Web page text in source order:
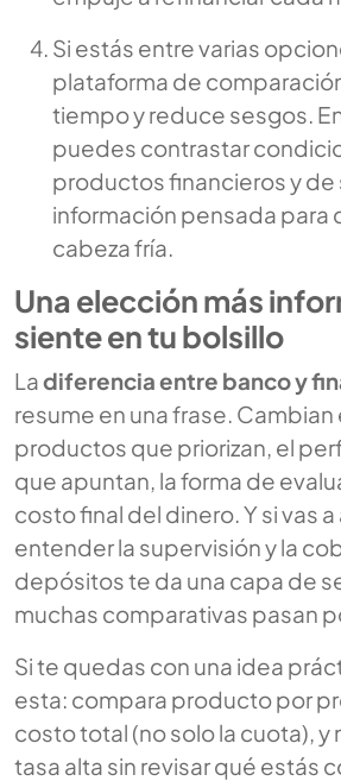
Si estás entre varias
plataforma de
tiempo y reduce sesgos.
puedes contrastar
productos financieros y de
información pensada para
cabeza fría.
Una elección más
siente en tu bolsillo
Ladiferencia entre banco y
resume en una frase.
productos que priorizan, el
que apuntan, la forma de
costo final del dinero. Y si vas a
entender la supervisión y la
depósitos te da una capa de
muchas comparativas pasan
Si te quedas con una idea
esta: compara producto por
costo total (no solo la cuota), y
tasa alta sin revisar qué estás